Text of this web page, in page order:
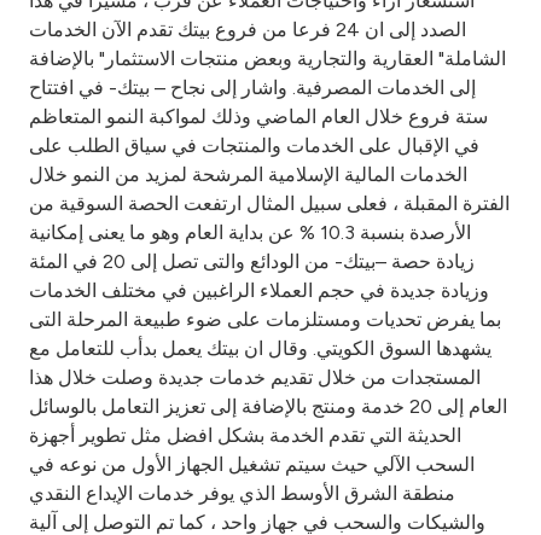
الصدد إلى ان 24 فرعا من فروع بيتك تقدم الآن الخدمات
الشاملة" العقارية والتجارية وبعض منتجات الاستثمار" بالإضافة
إلى الخدمات المصرفية. واشار إلى نجاح – بيتك- في افتتاح
ستة فروع خلال العام الماضي وذلك لمواكبة النمو المتعاظم
في الإقبال على الخدمات والمنتجات في سياق الطلب على
الخدمات المالية الإسلامية المرشحة لمزيد من النمو خلال
الفترة المقبلة ، فعلى سبيل المثال ارتفعت الحصة السوقية من
الأرصدة بنسبة 10.3 % عن بداية العام وهو ما يعنى إمكانية
زيادة حصة –بيتك- من الودائع والتى تصل إلى 20 في المئة
وزيادة جديدة في حجم العملاء الراغبين في مختلف الخدمات
بما يفرض تحديات ومستلزمات على ضوء طبيعة المرحلة التى
يشهدها السوق الكويتي. وقال ان بيتك يعمل بدأب للتعامل مع
المستجدات من خلال تقديم خدمات جديدة وصلت خلال هذا
العام إلى 20 خدمة ومنتج بالإضافة إلى تعزيز التعامل بالوسائل
الحديثة التي تقدم الخدمة بشكل افضل مثل تطوير أجهزة
السحب الآلي حيث سيتم تشغيل الجهاز الأول من نوعه في
منطقة الشرق الأوسط الذي يوفر خدمات الإيداع النقدي
والشيكات والسحب في جهاز واحد ، كما تم التوصل إلى آلية